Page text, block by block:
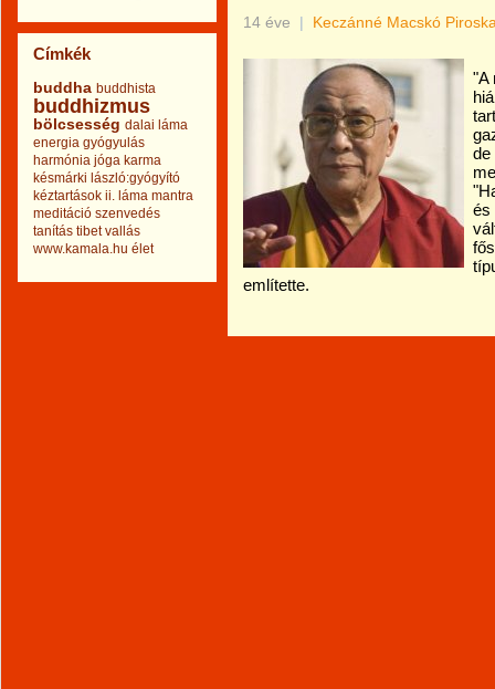
Címkék
buddha buddhista
buddhizmus
bölcsesség dalai láma
energia gyógyulás
harmónia jóga karma
késmárki lászló:gyógyító
kéztartások ii. láma mantra
meditáció szenvedés
tanítás tibet vallás
www.kamala.hu élet
14 éve | Keczánné Macskó
"A
de
és
említette.